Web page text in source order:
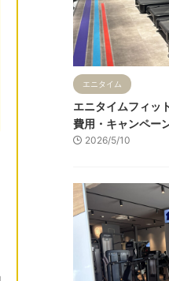
エニタイム
エニタイムフィッ
費用・キャンペー
2026/5/10